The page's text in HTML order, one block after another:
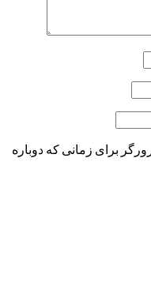
برای زمانی که دوباره